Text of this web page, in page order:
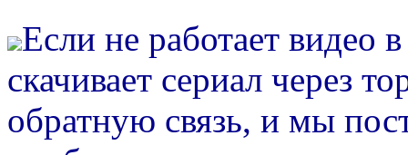
Если не работает видео
скачивает сериал через
обратную связь, и мы